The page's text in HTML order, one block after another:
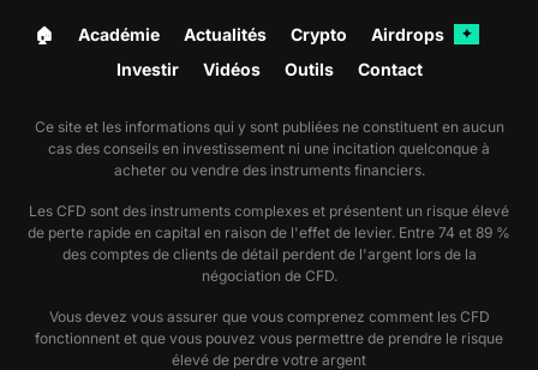
🏠︎ Académie Actualités Crypto Airdrops ✦
Investir Vidéos Outils Contact
Ce site et les informations qui y sont publiées ne constituent en aucun
cas des conseils en investissement ni une incitation quelconque à
acheter ou vendre des instruments financiers.
Les CFD sont des instruments complexes et présentent un risque élevé
de perte rapide en capital en raison de l'effet de levier. Entre 74 et 89 %
des comptes de clients de détail perdent de l'argent lors de la
négociation de CFD.
Vous devez vous assurer que vous comprenez comment les CFD
fonctionnent et que vous pouvez vous permettre de prendre le risque
élevé de perdre votre argent